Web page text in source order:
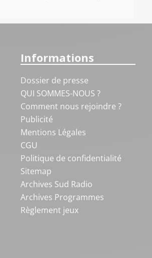
Informations
Dossier de presse
QUI SOMMES-NOUS ?
Comment nous rejoindre ?
Publicité
Mentions Légales
CGU
Politique de confidentialité
Sitemap
Archives Sud Radio
Archives Programmes
Règlement jeux